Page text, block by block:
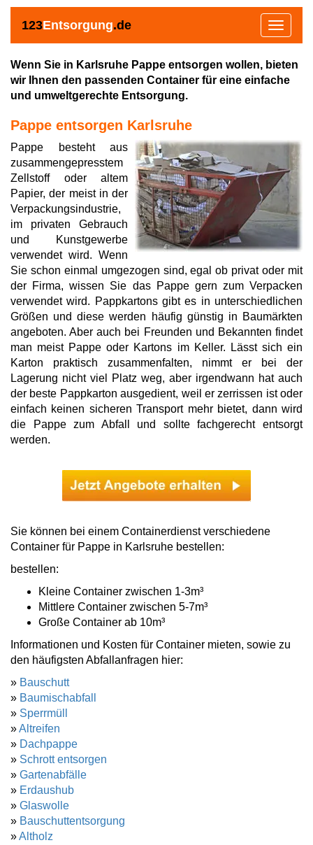
123Entsorgung.de
Toggle
Wenn Sie in Karlsruhe Pappe entsorgen wollen, bieten
wir Ihnen den passenden Container für eine einfache
und umweltgerechte Entsorgung.
Pappe entsorgen Karlsruhe
Pappe besteht aus
zusammengepresstem
Zellstoff oder altem
Papier, der meist in der
Verpackungsindustrie,
im privaten Gebrauch
und Kunstgewerbe
verwendet wird. Wenn
Sie schon einmal umgezogen sind, egal ob privat oder mit
der Firma, wissen Sie das Pappe gern zum Verpacken
verwendet wird. Pappkartons gibt es in unterschiedlichen
Größen und diese werden häufig günstig in Baumärkten
angeboten. Aber auch bei Freunden und Bekannten findet
man meist Pappe oder Kartons im Keller. Lässt sich ein
Karton praktisch zusammenfalten, nimmt er bei der
Lagerung nicht viel Platz weg, aber irgendwann hat auch
der beste Pappkarton ausgedient, weil er zerrissen ist oder
einfach keinen sicheren Transport mehr bietet, dann wird
die Pappe zum Abfall und sollte fachgerecht entsorgt
werden.
Sie können bei einem Containerdienst verschiedene
Container für Pappe in Karlsruhe bestellen:
bestellen:
Kleine Container zwischen 1-3m³
Mittlere Container zwischen 5-7m³
Große Container ab 10m³
Informationen und Kosten für Container mieten, sowie zu
den häufigsten Abfallanfragen hier:
» Bauschutt
» Baumischabfall
» Sperrmüll
»Altreifen
» Dachpappe
» Schrott entsorgen
» Gartenabfälle
» Erdaushub
» Glaswolle
» Bauschuttentsorgung
»Altholz